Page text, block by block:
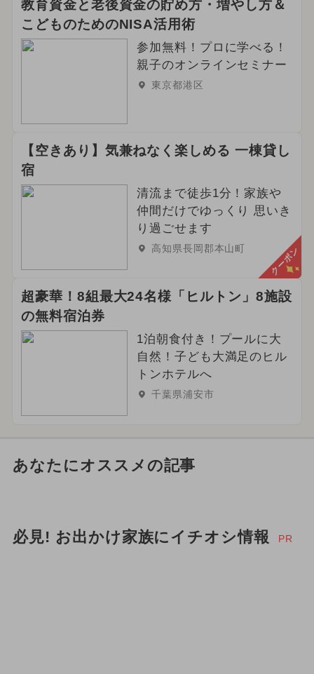
教育資金と老後資金の貯め方・増やし方＆
こどものためのNISA活用術
参加無料！プロに学べる！
親子のオンラインセミナー
東京都港区
【空きあり】気兼ねなく楽しめる 一棟貸し
宿
清流まで徒歩1分！家族や
仲間だけでゆっくり 思いき
り過ごせます
高知県長岡郡本山町 クーポン
超豪華！8組最大24名様「ヒルトン」8施設
の無料宿泊券
1泊朝食付き！プールに大
自然！子ども大満足のヒル
トンホテルへ
千葉県浦安市
あなたにオススメの記事
必見! お出かけ家族にイチオシ情報 PR